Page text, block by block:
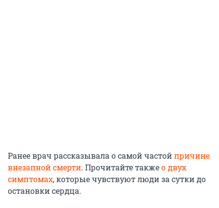
Ранее врач рассказывала о самой частойпричине
внезапной смерти. Прочитайте такжео двух
симптомах, которые чувствуют люди за сутки до
остановки сердца.